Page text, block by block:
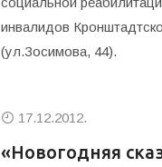
инвалидов
(ул.Зосимова, 44).
17.12.2012.
«Новогодняя